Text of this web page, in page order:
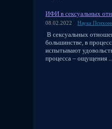
ИФИ в сексуальных
08.02.2022 Наука
В сексуальных
большинстве, в
испытывают
процесса – ощущения